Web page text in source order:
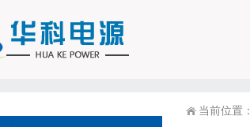
当前位置：